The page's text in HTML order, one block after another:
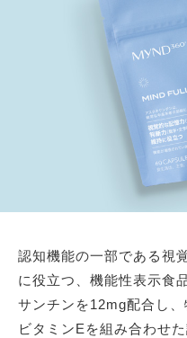
認知機能の一部である視
に役立つ、機能性表示食
サンチンを12mg配合し
ビタミンEを組み合わせ